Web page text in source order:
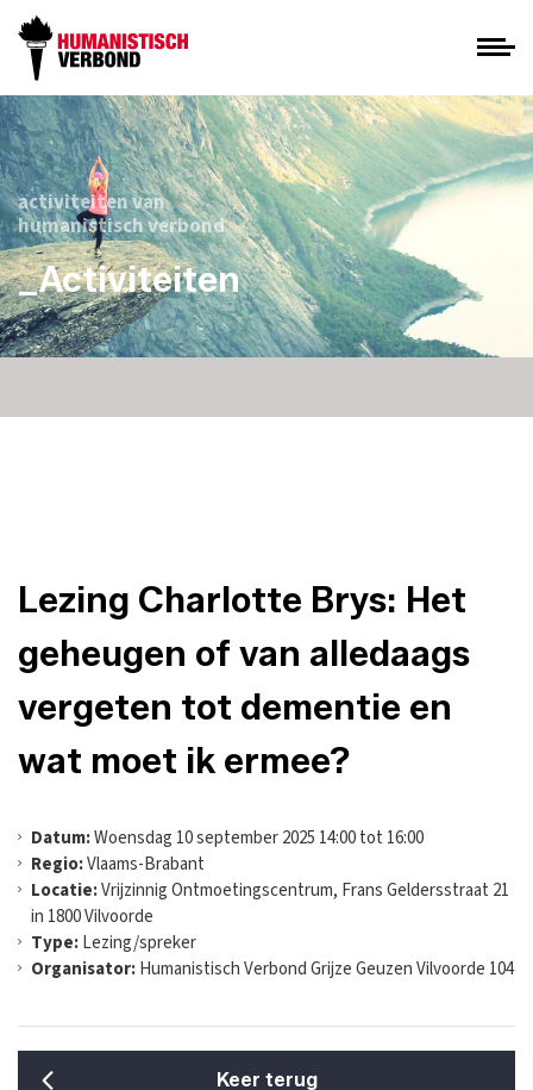
activiteiten van
humanistisch verbond
_Activiteiten
Lezing Charlotte Brys: Het
geheugen of van alledaags
vergeten tot dementie en
wat moet ik ermee?
Datum:Woensdag 10 september 2025 14:00 tot 16:00
Regio:Vlaams-Brabant
Locatie:Vrijzinnig Ontmoetingscentrum, Frans Geldersstraat 21
in 1800 Vilvoorde
Type:Lezing/spreker
Organisator:Humanistisch Verbond Grijze Geuzen Vilvoorde 104
Keer terug